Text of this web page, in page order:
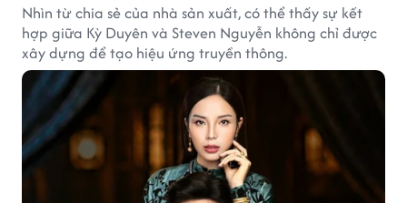
Nhìn từ chia sẻ của nhà sản xuất, có thể thấy sự kết
hợp giữa Kỳ Duyên và Steven Nguyễn không chỉ được
xây dựng để tạo hiệu ứng truyền thông.